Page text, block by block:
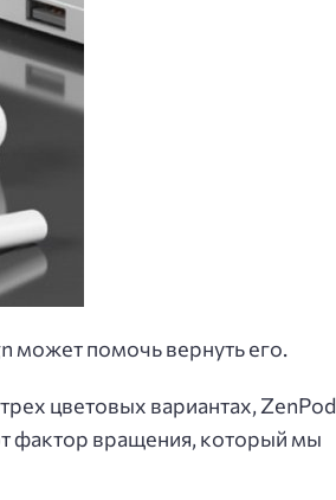
может помочь вернуть его.
цветовых вариантах, ZenPod
фактор вращения, который мы